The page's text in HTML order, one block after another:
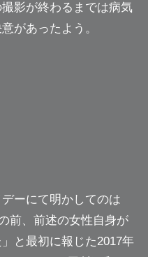
影が終わるまでは病気
があったよう。
ーにて明かしてのは
前、前述の女性自身が
と最初に報じた2017年